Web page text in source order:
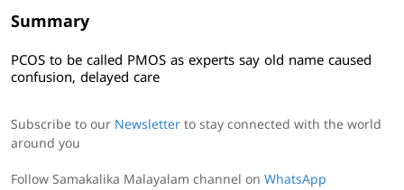
Summary
PCOS to be called PMOS as experts say old name caused
confusion, delayed care
Subscribe to our Newsletter to stay connected with the world
around you
Follow Samakalika Malayalam channel on WhatsApp